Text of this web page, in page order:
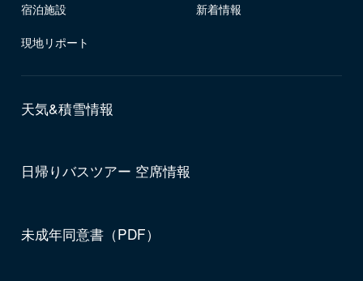
宿泊施設 新着情報
現地リポート
天気&積雪情報
日帰りバスツアー 空席情報
未成年同意書（PDF）